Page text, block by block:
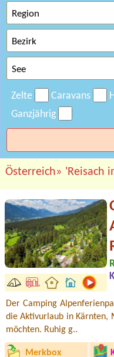
Zelte Caravans
Ganzjährig
Österreich» 'Reisach
Der Camping
die Aktivurlaub in Kärnten,
möchten. Ruhig g..
Merkbox